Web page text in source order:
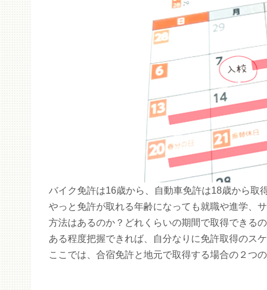
バイク免許は16歳から、自動車免許は18歳から取
やっと免許が取れる年齢になっても就職や進学、
方法はあるのか？どれくらいの期間で取得できるの
ある程度把握できれば、自分なりに免許取得のス
ここでは、合宿免許と地元で取得する場合の２つ